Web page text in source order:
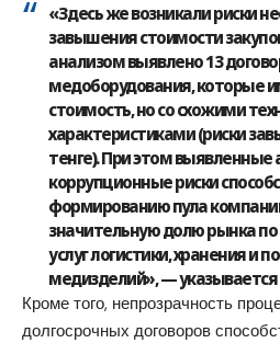
«Здесь же возникали риски
завышения стоимости
анализом выявлено 13
медоборудования, которые
стоимость, но со схожими
характеристиками (риски
тенге). При этом выявленные
коррупционные риски
формированию пула
значительную долю рынка
услуг логистики, хранения и
медизделий», —
Кроме того, непрозрачность
долгосрочных договоров